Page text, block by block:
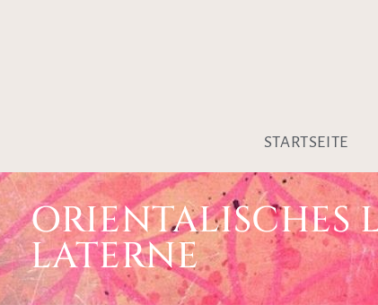
STARTSEITE
ORIENTALISCHES
LATERNE